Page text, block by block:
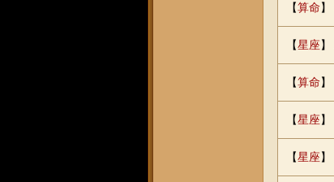
【算命】
【星座】
【算命】
【星座】
【星座】